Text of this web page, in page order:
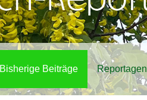
Bisherige Beiträge Reportagen